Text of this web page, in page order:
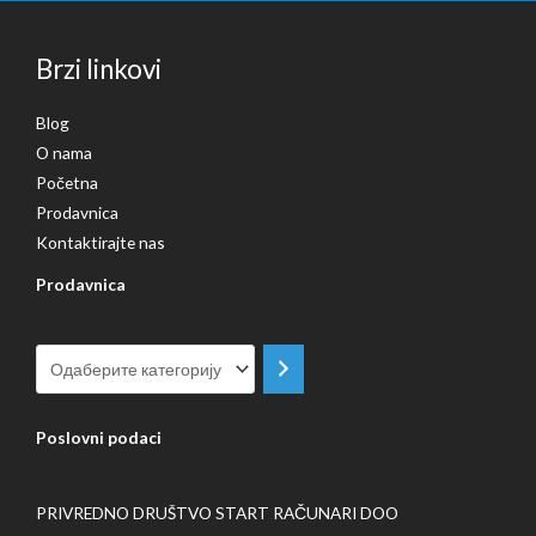
е
Brzi linkovi
Blog
O nama
Početna
Prodavnica
Kontaktirajte nas
Prodavnica
категорију
Poslovni podaci
PRIVREDNO DRUŠTVO START RAČUNARI DOO